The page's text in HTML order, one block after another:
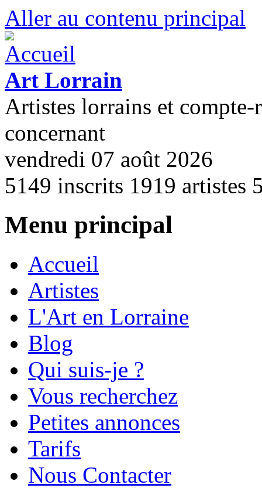
Aller au contenu principal
Art Lorrain
Artistes lorrains et compte-
concernant
vendredi 07 août 2026
5149 inscrits 1919 artistes
Menu principal
Accueil
Artistes
L'Art en Lorraine
Blog
Qui suis-je ?
Vous recherchez
Petites annonces
Tarifs
Nous Contacter